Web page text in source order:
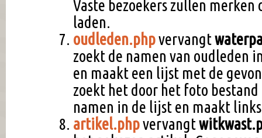
Vaste bezoekers zullen
laden.
oudleden.phpvervangt
zoekt de namen van oudleden
en maakt een lijst met de
zoekt het door het foto
namen in de lijst en maakt
artikel.phpvervangt